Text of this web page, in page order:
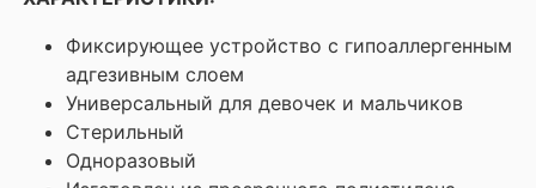
Фиксирующее устройство с гипоаллергенным
адгезивным слоем
Универсальный для девочек и мальчиков
Стерильный
Одноразовый